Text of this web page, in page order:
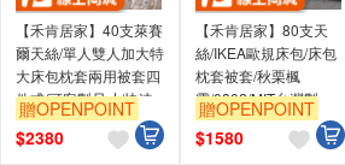
【禾肯居家】40支萊賽
爾天絲/單人雙人加大特
大床包枕套兩用被套四
件式/可客製尺寸/快速
出貨/台灣製造/親膚透
氣/多款花色
贈OPENPOINT
$2380
【禾肯居家】80支天
絲/IKEA歐規床包/床包
枕套被套/秋栗楓
露/0802/MIT台灣製
贈OPENPOINT
$1580